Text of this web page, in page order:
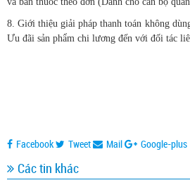
8. Giới thiệu giải pháp thanh toán không
Ưu đãi sản phẩm chi lương đến với đối tác
Facebook Tweet Mail Google-plus
Các tin khác